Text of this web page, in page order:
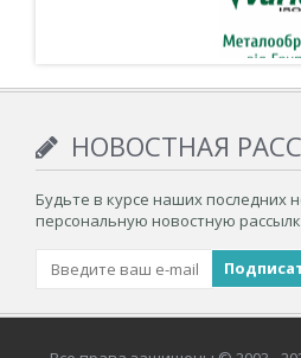
НОВОСТНАЯ
Будьте в курсе наших последних
персональную новостную